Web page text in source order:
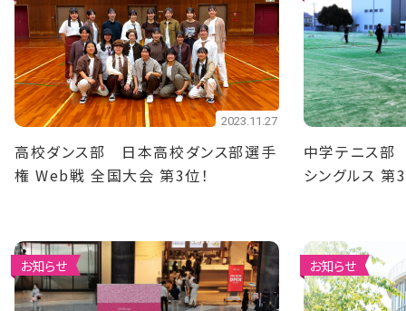
2023.11.27
高校ダンス部 日本高校ダンス部選手
権 Web戦 全国大会 第3位！
中学テニス
シングルス 第
お知らせ お知らせ